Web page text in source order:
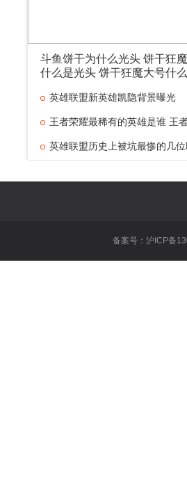
斗鱼饼干为什么光头 饼干狂
什么是光头 饼干狂魔大号什
英雄联盟新英雄凯隐背景曝光
王者荣耀最稀有的英雄是谁 王
英雄联盟历史上被坑最惨的几位
备案号：沪ICP备